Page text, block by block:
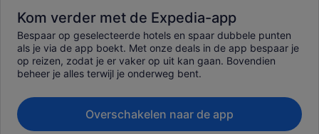
Kom verder met de Expedia-app
Bespaar op geselecteerde hotels en spaar dubbele punten
als je via de app boekt. Met onze deals in de app bespaar je
op reizen, zodat je er vaker op uit kan gaan. Bovendien
beheer je alles terwijl je onderweg bent.
Overschakelen naar de app